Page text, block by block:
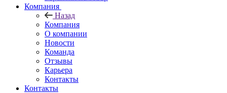
Компания
Назад
Компания
О компании
Новости
Команда
Отзывы
Карьера
Контакты
Контакты